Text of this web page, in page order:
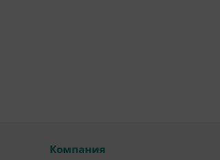
Компания